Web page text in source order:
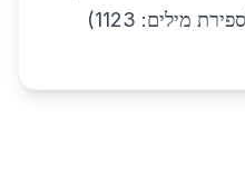
מילים: 1123)